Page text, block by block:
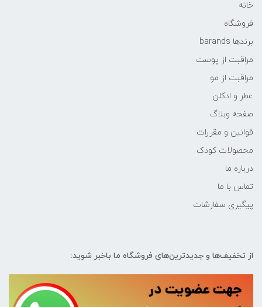
خانه
فروشگاه
برندها barands
مراقبت از پوست
مراقبت از مو
عطر و ادکلن
صفحه وبلاگ
قوانین و مقررات
محصولات کودک
درباره ما
تماس با ما
پیگیری سفارشات
از تخفیف‌ها و جدیدترین‌های فروشگاه ما باخبر شوید: